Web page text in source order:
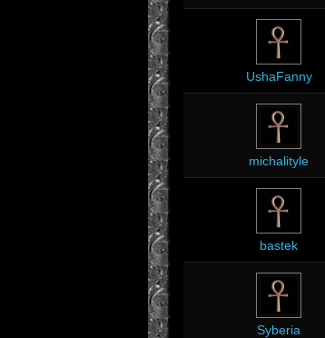
UshaFanny
michalityle
bastek
Syberia